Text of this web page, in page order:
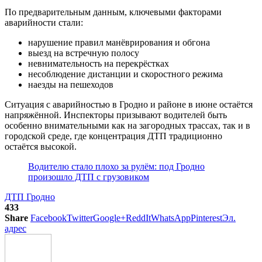
По предварительным данным, ключевыми факторами
аварийности стали:
нарушение правил манёврирования и обгона
выезд на встречную полосу
невнимательность на перекрёстках
несоблюдение дистанции и скоростного режима
наезды на пешеходов
Ситуация с аварийностью в Гродно и районе в июне остаётся
напряжённой. Инспекторы призывают водителей быть
особенно внимательными как на загородных трассах, так и в
городской среде, где концентрация ДТП традиционно
остаётся высокой.
Водителю стало плохо за рулём: под Гродно
произошло ДТП с грузовиком
ДТП Гродно
433
Share FacebookTwitterGoogle+ReddItWhatsAppPinterestЭл.
адрес